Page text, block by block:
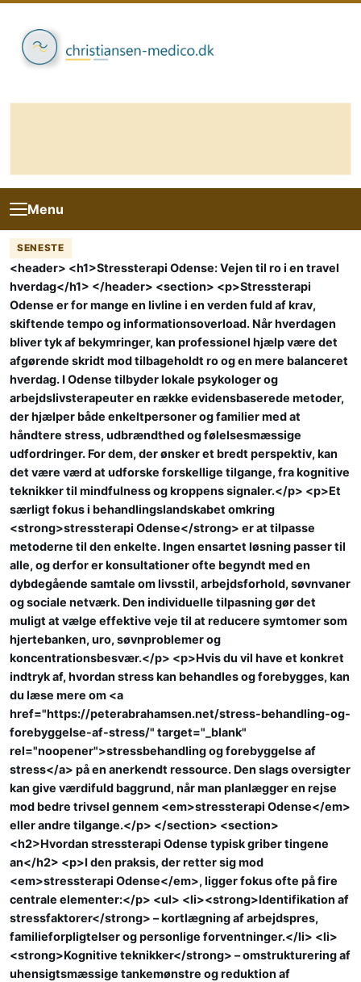
Menu
SENESTE
<header> <h1>Stressterapi Odense: Vejen til ro i en travel
hverdag</h1> </header> <section> <p>Stressterapi
Odense er for mange en livline i en verden fuld af krav,
skiftende tempo og informationsoverload. Når hverdagen
bliver tyk af bekymringer, kan professionel hjælp være det
afgørende skridt mod tilbageholdt ro og en mere balanceret
hverdag. I Odense tilbyder lokale psykologer og
arbejdslivsterapeuter en række evidensbaserede metoder,
der hjælper både enkeltpersoner og familier med at
håndtere stress, udbrændthed og følelsesmæssige
udfordringer. For dem, der ønsker et bredt perspektiv, kan
det være værd at udforske forskellige tilgange, fra kognitive
teknikker til mindfulness og kroppens signaler.</p> <p>Et
særligt fokus i behandlingslandskabet omkring
<strong>stressterapi Odense</strong> er at tilpasse
metoderne til den enkelte. Ingen ensartet løsning passer til
alle, og derfor er konsultationer ofte begyndt med en
dybdegående samtale om livsstil, arbejdsforhold, søvnvaner
og sociale netværk. Den individuelle tilpasning gør det
muligt at vælge effektive veje til at reducere symtomer som
hjertebanken, uro, søvnproblemer og
koncentrationsbesvær.</p> <p>Hvis du vil have et konkret
indtryk af, hvordan stress kan behandles og forebygges, kan
du læse mere om <a
href="https://peterabrahamsen.net/stress-behandling-og-
forebyggelse-af-stress/" target="_blank"
rel="noopener">stressbehandling og forebyggelse af
stress</a> på en anerkendt ressource. Den slags oversigter
kan give værdifuld baggrund, når man planlægger en rejse
mod bedre trivsel gennem <em>stressterapi Odense</em>
eller andre tilgange.</p> </section> <section>
<h2>Hvordan stressterapi Odense typisk griber tingene
an</h2> <p>I den praksis, der retter sig mod
<em>stressterapi Odense</em>, ligger fokus ofte på fire
centrale elementer:</p> <ul> <li><strong>Identifikation af
stressfaktorer</strong> – kortlægning af arbejdspres,
familieforpligtelser og personlige forventninger.</li> <li>
<strong>Kognitive teknikker</strong> – omstrukturering af
uhensigtsmæssige tankemønstre og reduktion af